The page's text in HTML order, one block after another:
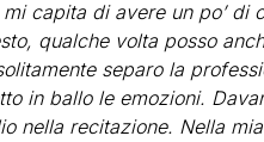
capita di avere un po’ di
qualche volta posso
separo la
in ballo le emozioni.
nella recitazione. Nella